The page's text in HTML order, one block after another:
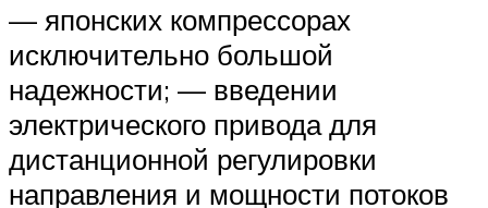
— японских компрессорах
исключительно большой
надежности; — введении
электрического привода для
дистанционной регулировки
направления и мощности потоков